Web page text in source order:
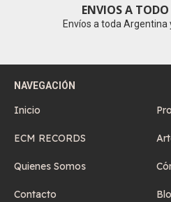
ENVIOS A
Envíos a toda Argentina
NAVEGACIÓN
Inicio
ECM RECORDS
Quienes Somos
Contacto